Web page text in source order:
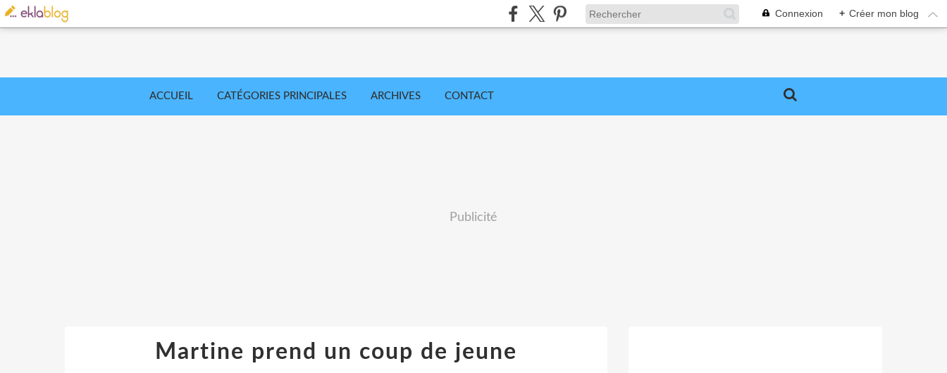
Connexion + Créer mon blog
ACCUEIL CATÉGORIES PRINCIPALES ARCHIVES CONTACT
Publicité
Martine prend un coup de jeune